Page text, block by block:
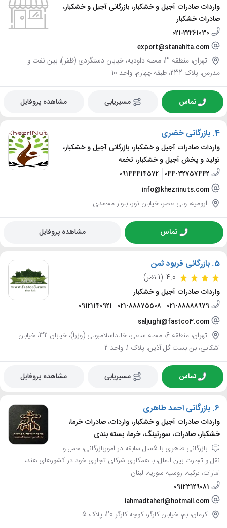
واردات صادرات آجیل و خشکبار، بازرگانی آجیل و خشکبار،
صادرات خشکبار
021-22261030
export@stanahita.com
تهران، منطقه 3، محله داودیه، خیابان دستگردی (ظفر)، بین نفت و
مدرس، پلاک 232، طبقه چهارم، واحد 10
تماس مسیریابی مشاهده پروفایل
4. بازرگانی خضری
واردات صادرات آجیل و خشکبار، بازرگانی آجیل و خشکبار،
تولید و پخش آجیل و خشکبار، تخمه
044-32757442
09144414572
info@khezrinuts.com
ارومیه، ولی عصر، خیابان نور، بلوار محمدی
تماس مشاهده پروفایل
5. بازرگانی فربود ثمن
4.0 (1 نظر)
واردات صادرات آجیل و خشکبار
021-88888979
021-88875508
09121140921
saljughi@fastco3.com
تهران، منطقه 6، محله ساعی، خالداسلامبولی (وزرا)، خیابان 32، خیابان
اشکانی، بن بست گل آذین، پلاک 1، واحد 2
تماس مسیریابی مشاهده پروفایل
6. بازرگانی احمد طاهری
واردات صادرات آجیل و خشکبار، واردات، صادرات خرما،
خشکبار، صادرات، سورتینگ، خرما، بسته بندی
بازرگانی طاهری با 5سال سابقه در اموربازرگانی، حمل و
نقل و تجارت بین الملل، با همکاری شرکای تجاری خود در کشورهای هند،
امارات، ترکیه، روسیه سوریه، لبنان...
09123129081
iahmadtaheri@hotmail.com
کرمان، بم، خیابان کارگر، کوچه کارگر 20، پلاک 5